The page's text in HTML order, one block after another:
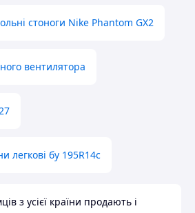
стоноги Nike Phantom GX2
вентилятора
легкові бу 195R14c
з усієї країни продають і